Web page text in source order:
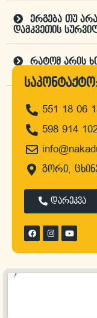
ერგება თუ
დამკვეთის
რატომ არის
დროა,
551 18 06
598 914
გორი,
დარეკვა